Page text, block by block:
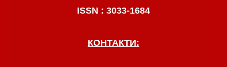
ISSN : 3033-1684
КОНТАКТИ: